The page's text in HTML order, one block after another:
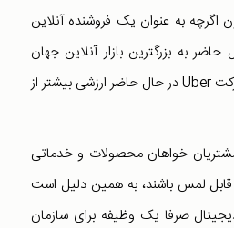
اگرچه به عنوان یک فروشنده آنلاین
حاضر به بزرگترین بازار آنلاین جهان
تبدیل شده است. یا مثلا شرکت Uber در حال حاضر ارزشی بیشتر از
خواهان محصولات و خدماتی
لمس باشند، به همین دلیل است
صرفا یک وظیفه برای سازمان